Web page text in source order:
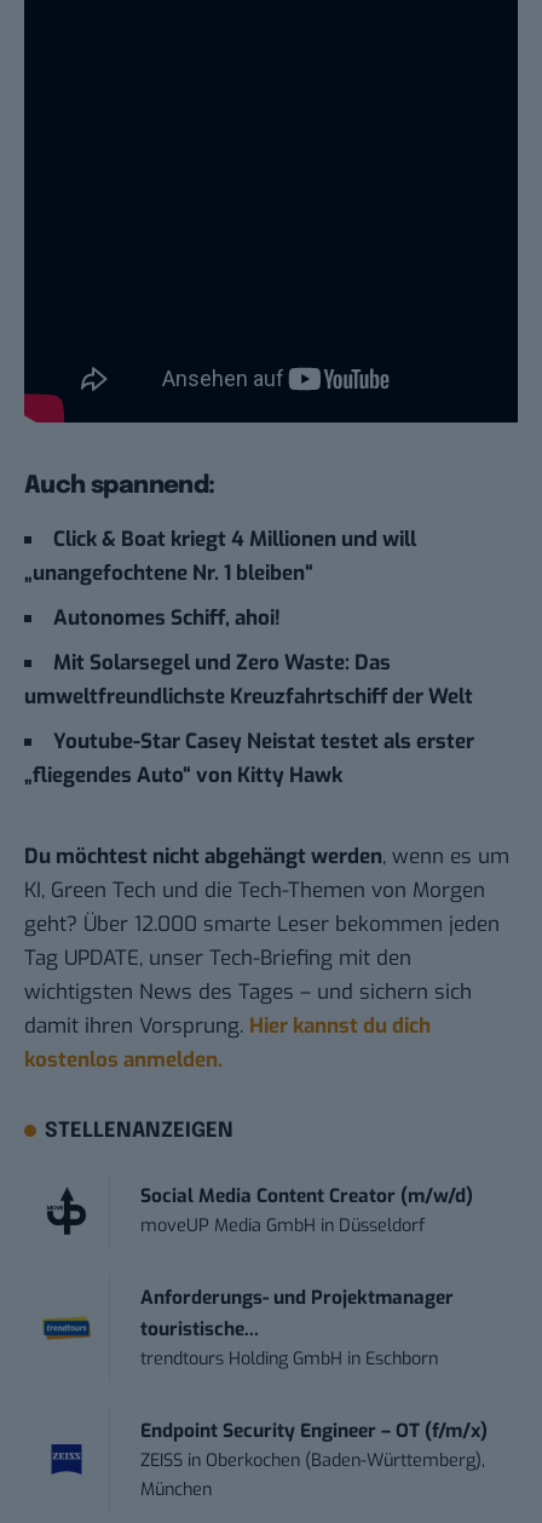
Auch spannend:
Click & Boat kriegt 4 Millionen und will
„unangefochtene Nr. 1 bleiben“
Autonomes Schiff, ahoi!
Mit Solarsegel und Zero Waste: Das
umweltfreundlichste Kreuzfahrtschiff der Welt
Youtube-Star Casey Neistat testet als erster
„fliegendes Auto“ von Kitty Hawk
Du möchtest nicht abgehängt werden, wenn es um
KI, Green Tech und die Tech-Themen von Morgen
geht? Über 12.000 smarte Leser bekommen jeden
Tag UPDATE, unser Tech-Briefing mit den
wichtigsten News des Tages – und sichern sich
damit ihren Vorsprung. Hier kannst du dich
kostenlos anmelden.
STELLENANZEIGEN
Social Media Content Creator (m/w/d)
moveUP Media GmbH in Düsseldorf
Anforderungs- und Projektmanager
touristische...
trendtours Holding GmbH in Eschborn
Endpoint Security Engineer – OT (f/m/x)
ZEISS in Oberkochen (Baden-Württemberg),
München